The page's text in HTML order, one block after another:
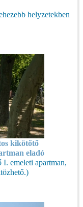
helyzetekben
kikötőtő
eladó
I. emeleti apartman,